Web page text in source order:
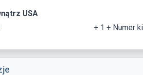
USA
+ 1 + Numer